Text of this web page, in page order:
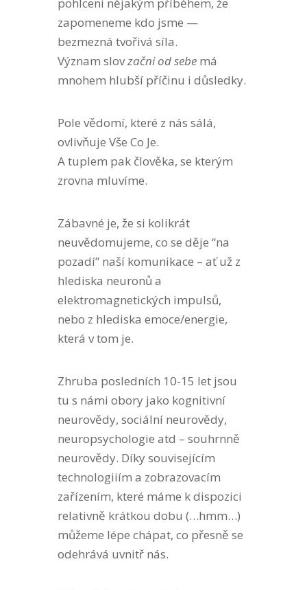
zapomeneme kdo jsme —
bezmezná tvořivá síla.
Význam slovzačni od sebe má
mnohem hlubší příčinu i důsledky.
Pole vědomí, které z nás sálá,
ovlivňuje Vše Co Je.
A tuplem pak člověka, se kterým
zrovna mluvíme.
Zábavné je, že si kolikrát
neuvědomujeme, co se děje “na
pozadí” naší komunikace – ať už z
hlediska neuronů a
elektromagnetických impulsů,
nebo z hlediska emoce/energie,
která v tom je.
Zhruba posledních 10-15 let jsou
tu s námi obory jako kognitivní
neurovědy, sociální neurovědy,
neuropsychologie atd – souhrnně
neurovědy. Díky souvisejícím
technologiiím a zobrazovacím
zařízením, které máme k dispozici
relativně krátkou dobu (…hmm…)
můžeme lépe chápat, co přesně se
odehrává uvnitř nás.